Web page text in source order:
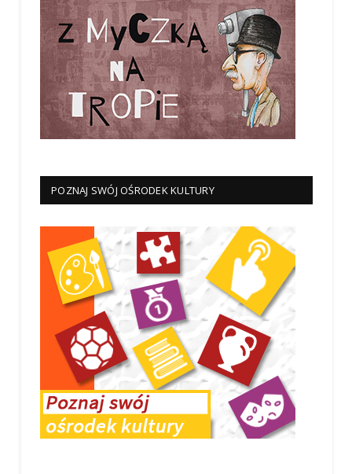
POZNAJ SWÓJ OŚRODEK KULTURY